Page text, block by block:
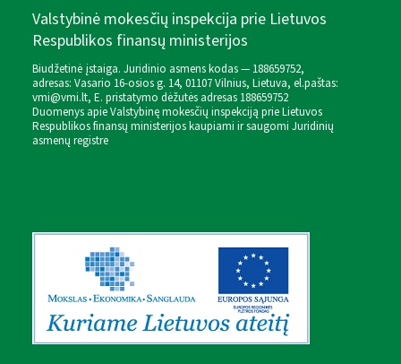
Valstybinė mokesčių inspekcija prie Lietuvos
Respublikos finansų ministerijos
Biudžetinė įstaiga. Juridinio asmens kodas — 188659752,
adresas: Vasario 16-osios g. 14, 01107 Vilnius, Lietuva, el.paštas:
vmi@vmi.lt, E. pristatymo dėžutės adresas 188659752
Duomenys apie Valstybinę mokesčių inspekciją prie Lietuvos
Respublikos finansų ministerijos kaupiami ir saugomi Juridinių
asmenų registre